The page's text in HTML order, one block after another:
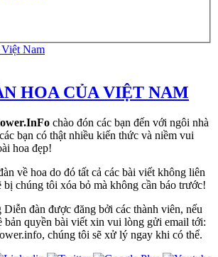
HOA CỦA VIỆT NAM
chào đón các bạn đến với ngôi nhà
bạn có thật nhiều kiến thức và niềm vui
hoa đẹp!
về hoa do đó tất cả các bài viết không liên
bị chúng tôi xóa bỏ mà không cần báo trước!
đàn được đăng bởi các thành viên, nếu
bản quyền bài viết xin vui lòng gửi email tới:
chúng tôi sẽ xử lý ngay khi có thể.